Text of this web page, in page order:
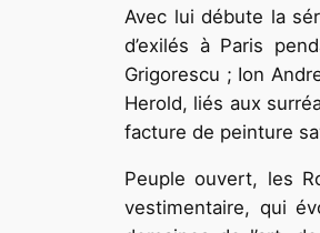
Avec lui débute la
d’exilés à Paris
Grigorescu ; Ion
Herold, liés aux
facture de peinture
Peuple ouvert, les
vestimentaire, qui